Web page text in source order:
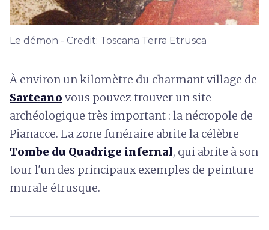
Le démon - Credit: Toscana Terra Etrusca
À environ un kilomètre du charmant village de
Sarteano vous pouvez trouver un site
archéologique très important : la nécropole de
Pianacce. La zone funéraire abrite la célèbre
Tombe du Quadrige infernal, qui abrite à son
tour l'un des principaux exemples de peinture
murale étrusque.